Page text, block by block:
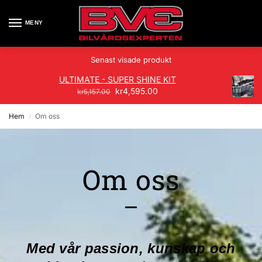
MENY
Senast visade produkt
ULTIMATE - SUPER SHINE KIT
kr5,157.00 kr4,595.00
Hem / Om oss
Om oss
Med vår passion, kunskap och